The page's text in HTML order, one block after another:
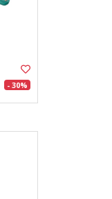
- 30%